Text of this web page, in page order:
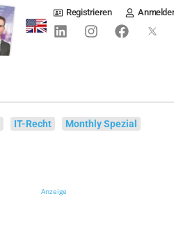
Registrieren
IT-Recht Monthly Spezial
Anzeige